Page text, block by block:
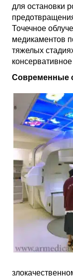
для остановки
Точечное
медикаментов
тяжелых
Современные